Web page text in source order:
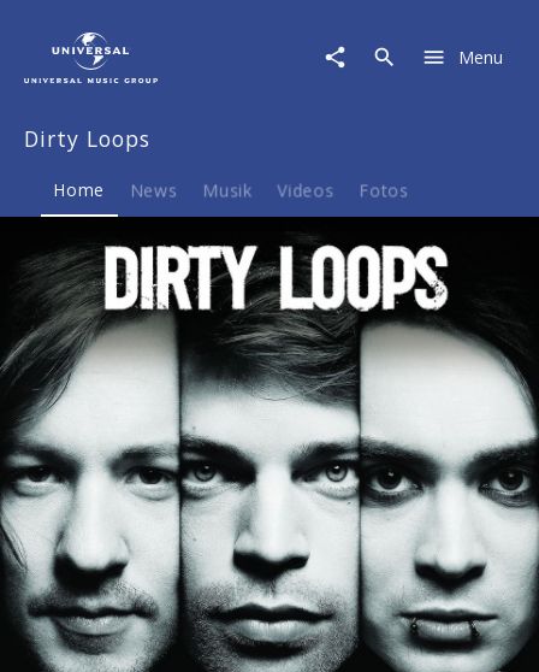
Musik
Merch
Menu
Dirty Loops
Home News Musik Videos Fotos